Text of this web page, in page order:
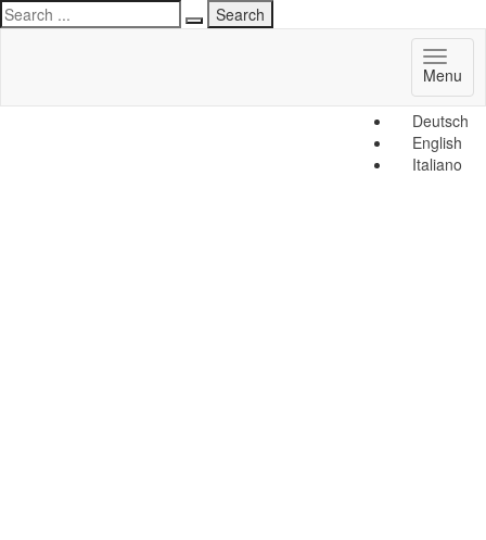
Deutsch
English
Italiano
Menu